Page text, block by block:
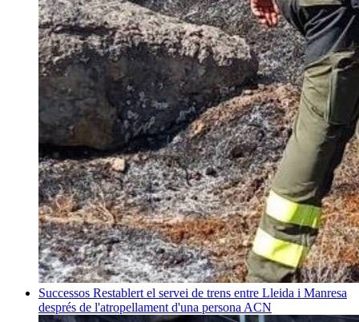
Successos Restablert el servei de trens entre Lleida i Manresa
després de l'atropellament d'una persona ACN